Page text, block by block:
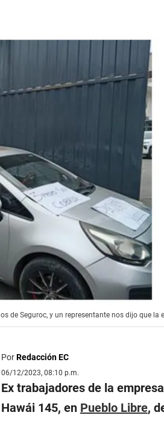
de Seguroc, y un representante nos dijo que
PorRedacción EC
06/12/2023, 08:10 p.m.
Ex trabajadores de la
Hawái 145, en Pueblo Libre,